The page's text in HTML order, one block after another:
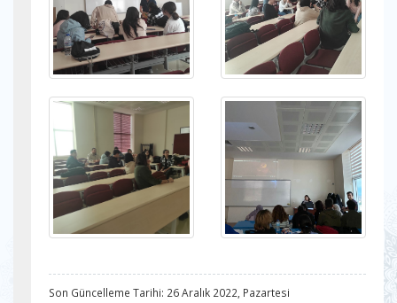
Son Güncelleme Tarihi: 26 Aralık 2022, Pazartesi